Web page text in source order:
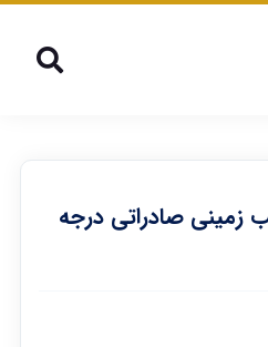
زمینی صادراتی درجه